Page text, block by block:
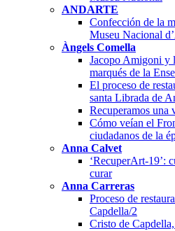
ANDARTE
Confección de la
Museu Nacional
Àngels Comella
Jacopo Amigoni y
marqués de la
El proceso de
santa Librada de
Recuperamos una
Cómo veían el
ciudadanos de la
Anna Calvet
‘RecuperArt-19’:
curar
Anna Carreras
Proceso de
Capdella/2
Cristo de